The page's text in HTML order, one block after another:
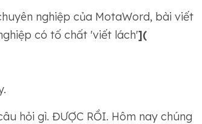
nghiệp của MotaWord, bài viết
có tố chất 'viết lách'](
hỏi gì. ĐƯỢC RỒI. Hôm nay chúng